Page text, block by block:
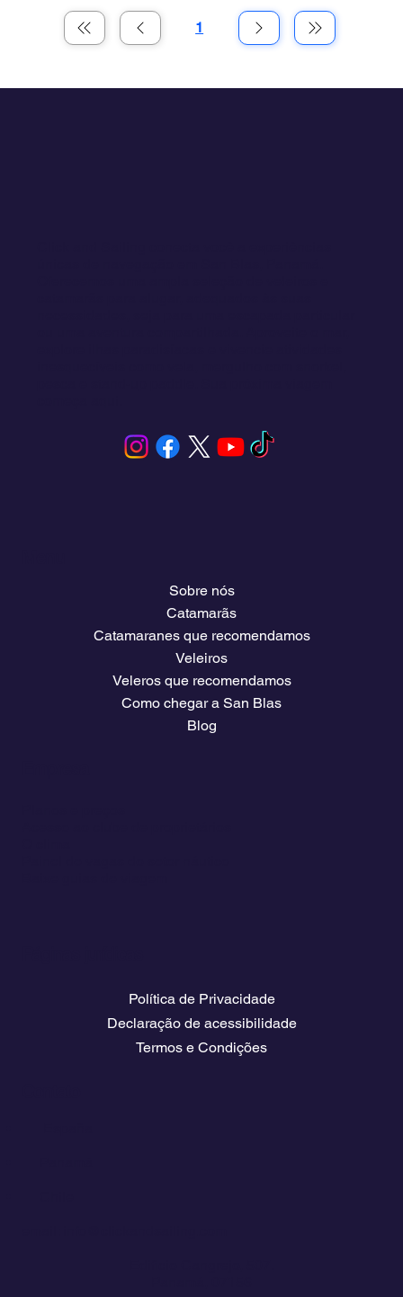
1Página
Sobre nós
Catamarãs
Catamaranes que recomendamos
Veleiros
Veleros que recomendamos
Como chegar a San Blas
Blog
Política de Privacidade
Declaração de acessibilidade
Termos e Condições